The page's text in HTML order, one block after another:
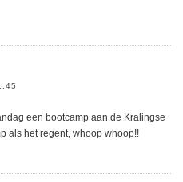
een bootcamp aan de Kralingse
als het regent, whoop whoop!!